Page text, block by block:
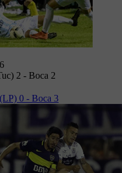
2 - Boca 2
0 - Boca 3